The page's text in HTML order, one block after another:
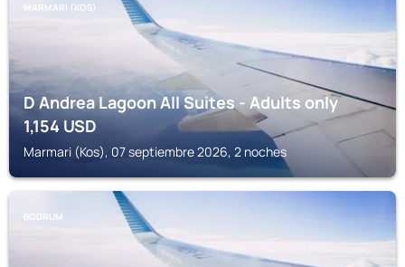
MARMARI (KOS)
D Andrea Lagoon All Suites - Adults only
1,154USD
Marmari (Kos), 07 septiembre 2026, 2 noches
BODRUM